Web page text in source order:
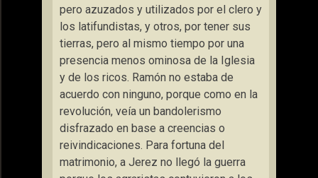
pero azuzados y utilizados por el clero y
los latifundistas, y otros, por tener sus
tierras, pero al mismo tiempo por una
presencia menos ominosa de la Iglesia
y de los ricos. Ramón no estaba de
acuerdo con ninguno, porque como en la
revolución, veía un bandolerismo
disfrazado en base a creencias o
reivindicaciones. Para fortuna del
matrimonio, a Jerez no llegó la guerra